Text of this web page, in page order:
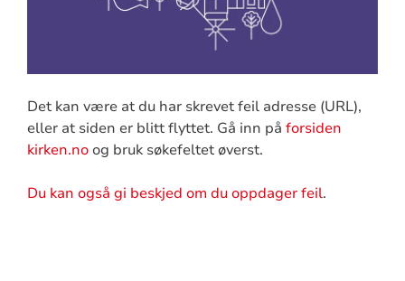
Det kan være at du har skrevet feil adresse (URL),
eller at siden er blitt flyttet. Gå inn på forsiden
kirken.noog bruk søkefeltet øverst.
Du kan også gi beskjed om du oppdager feil.